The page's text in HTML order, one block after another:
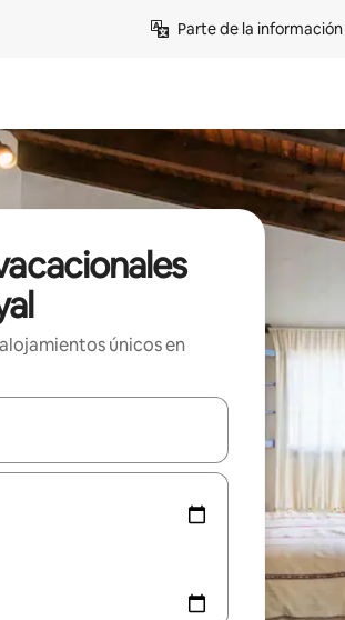
Parte de la
únicos en
estén disponibles, navega con las teclas de